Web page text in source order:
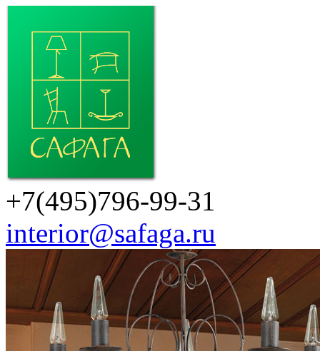
+7(495)796-99-31
interior@safaga.ru